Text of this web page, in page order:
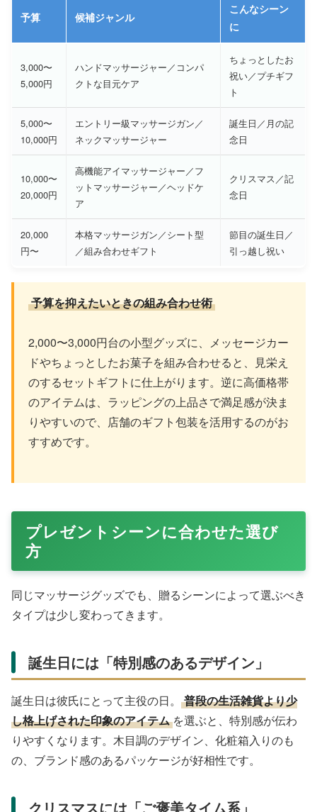
予算 候補ジャンル
こんなシーン
に
3,000〜
5,000円
ハンドマッサージャー／コンパ
クトな目元ケア
ちょっとしたお
祝い／プチギフ
ト
5,000〜
10,000円
エントリー級マッサージガン／
ネックマッサージャー
誕生日／月の記
念日
10,000〜
20,000円
高機能アイマッサージャー／フ
ットマッサージャー／ヘッドケ
ア
クリスマス／記
念日
20,000
円〜
本格マッサージガン／シート型
／組み合わせギフト
節目の誕生日／
引っ越し祝い
予算を抑えたいときの組み合わせ術
2,000〜3,000円台の小型グッズに、メッセージカー
ドやちょっとしたお菓子を組み合わせると、見栄え
のするセットギフトに仕上がります。逆に高価格帯
のアイテムは、ラッピングの上品さで満足感が決ま
りやすいので、店舗のギフト包装を活用するのがお
すすめです。
プレゼントシーンに合わせた選び
方
同じマッサージグッズでも、贈るシーンによって選ぶべき
タイプは少し変わってきます。
誕生日には「特別感のあるデザイン」
誕生日は彼氏にとって主役の日。
普段の生活雑貨より少
し格上げされた印象のアイテム を選ぶと、特別感が伝わ
りやすくなります。木目調のデザイン、化粧箱入りのも
の、ブランド感のあるパッケージが好相性です。
クリスマスには「ご褒美タイム系」